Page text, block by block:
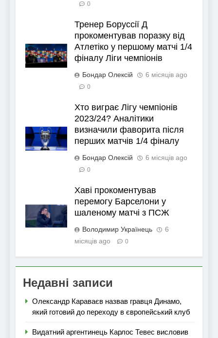
0
Тренер Боруссії Д
прокоментував поразку від
Атлетіко у першому матчі 1/4
фіналу Ліги чемпіонів
Бондар Олексій 6 місяців ago
0
Хто виграє Лігу чемпіонів
2023/24? Аналітики
визначили фаворита після
перших матчів 1/4 фіналу
Бондар Олексій 6 місяців ago
0
Хаві прокоментував
перемогу Барселони у
шаленому матчі з ПСЖ
Володимир Українець
6
місяців ago
0
Недавні записи
Олександр Караваєв назвав гравця Динамо,
який готовий до переходу в європейський клуб
Видатний аргентинець Карлос Тевес висловив